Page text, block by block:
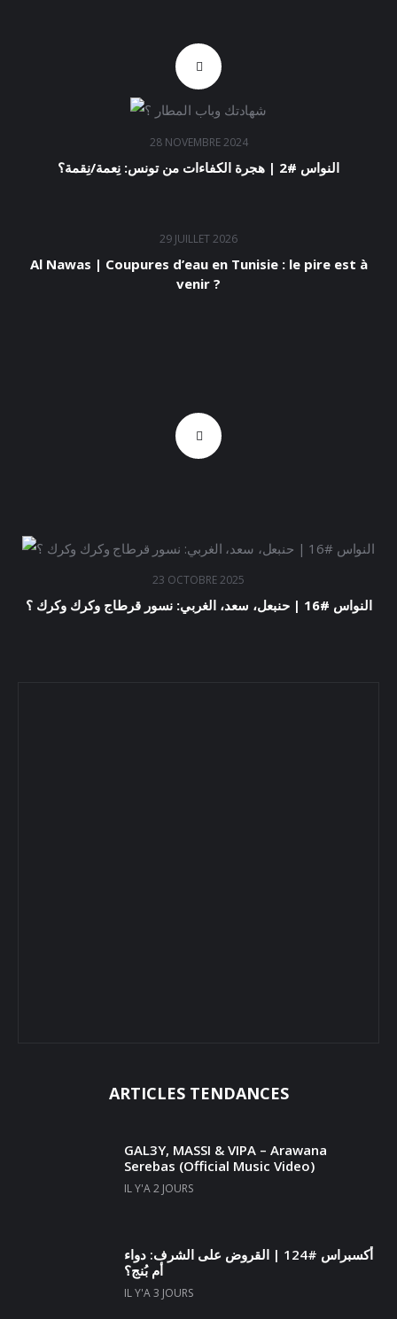
28 NOVEMBRE 2024
النواس #2 | هجرة الكفاءات من تونس: نِعمة/نِقمة؟
29 JUILLET 2026
Al Nawas | Coupures d’eau en Tunisie : le pire est à
venir ?
23 OCTOBRE 2025
النواس #16 | حنبعل، سعد، الغربي: نسور قرطاج وكرك وكرك ؟
ARTICLES TENDANCES
GAL3Y, MASSI & VIPA – Arawana
Serebas (Official Music Video)
IL Y'A 2 JOURS
أكسبراس #124 | القروض على الشرف: دواء
أم بُنج؟
IL Y'A 3 JOURS